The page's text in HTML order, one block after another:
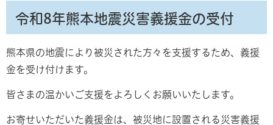
令和8年熊本地震災害義援金の受付
熊本県の地震により被災された方々を支援するため、義援
金を受け付けます。
皆さまの温かいご支援をよろしくお願いいたします。
お寄せいただいた義援金は、被災地に設置される災害義援